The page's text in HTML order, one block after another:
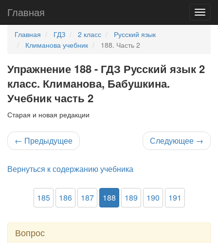
Главная
Главная ГДЗ 2 класс
Русский язык
Климанова учебник
188. Часть 2
Упражнение 188 - ГДЗ Русский язык 2
класс. Климанова, Бабушкина.
Учебник часть 2
Старая и новая редакции
← Предыдущее Следующее →
Вернуться к содержанию учебника
185 186 187 188 189 190 191
Вопрос